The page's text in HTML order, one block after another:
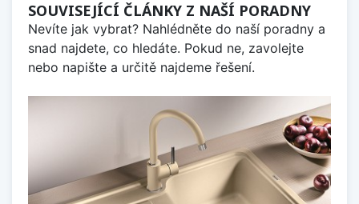
SOUVISEJÍCÍ ČLÁNKY Z NAŠÍ PORADNY
Nevíte jak vybrat? Nahlédněte do naší poradny a
snad najdete, co hledáte. Pokud ne, zavolejte
nebo napište a určitě najdeme řešení.